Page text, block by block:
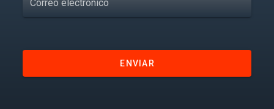
Correo electrónico
ENVIAR